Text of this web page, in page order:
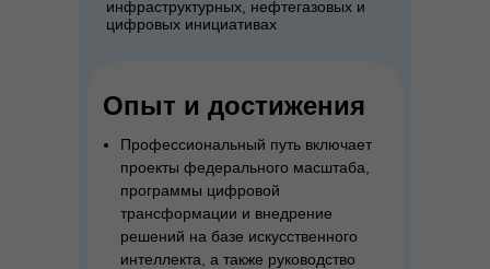
инфраструктурных, нефтегазовых и
цифровых инициативах
Профессиональный путь включает
проекты федерального масштаба,
программы цифровой
трансформации и внедрение
решений на базе искусственного
интеллекта, а также руководство
Опыт и достижения
Политика обработки персональных
данных БФ "ДЕЙСТВУЙ!"
пользования сайтом. Если
вы не согласны
на их использование, поменяйте
настройки браузера.